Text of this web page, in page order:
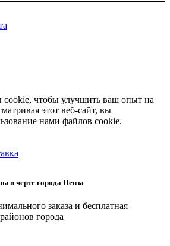
чтобы улучшить ваш опыт на
этот веб-сайт, вы
нами файлов cookie.
в черте города Пенза
заказа и бесплатная
города